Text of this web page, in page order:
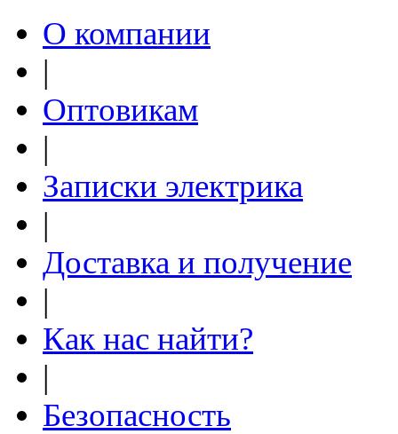
О компании
|
Оптовикам
|
Записки электрика
|
Доставка и получение
|
Как нас найти?
|
Безопасность